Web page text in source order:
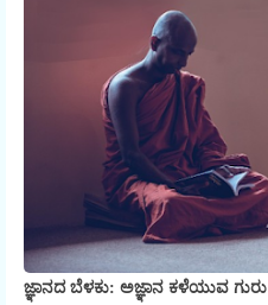
ಜ್ಞಾನದ ಬೆಳಕು: ಅಜ್ಞಾನ ಕಳೆಯುವ ಗುರು